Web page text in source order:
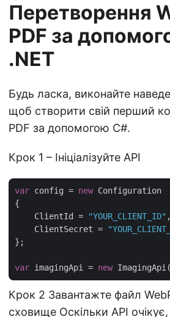
Перетворення
PDF за
.NET
Будь ласка, виконайте
щоб створити свій перший
PDF за допомогою C#.
Крок 1 – Ініціалізуйте API
var config = new Configuration
{
    ClientId =
"YOUR_CLIENT_ID" ,
    ClientSecret =
};
var imagingApi = new
Крок 2 Завантажте файл
сховище Оскільки API